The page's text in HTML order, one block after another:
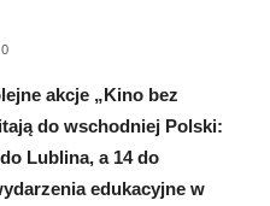
Abrys
0
akcje „Kino bez
do wschodniej Polski:
Lublina, a 14 do
edukacyjne w